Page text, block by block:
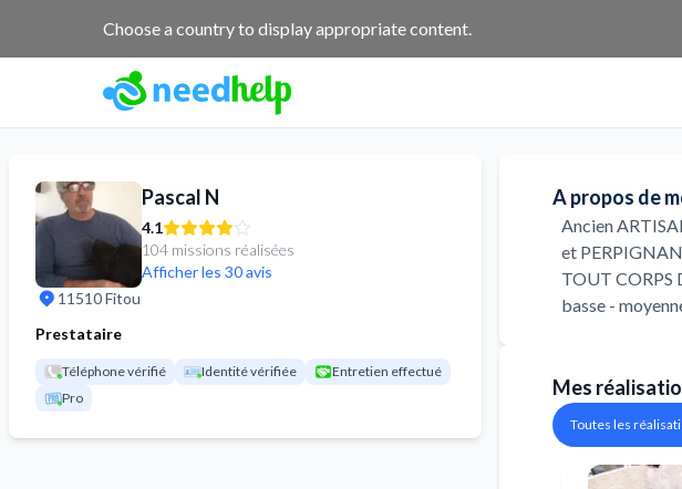
Choose a country to display appropriate content.
Pascal N
4.1
104 missions réalisées
Afficher les 30 avis
11510 Fitou
Prestataire
Téléphone vérifié Identité vérifiée
Entretien effectué
Pro
A propos de
Ancien
et
TOUT CORPS
basse -
Mes
Toutes les